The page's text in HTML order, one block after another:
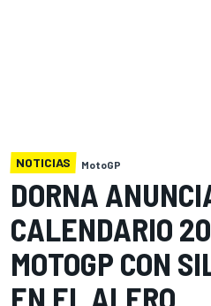
NOTICIAS MotoGP
DORNA
CALENDARIO
MOTOGP CON
EN EL ALERO